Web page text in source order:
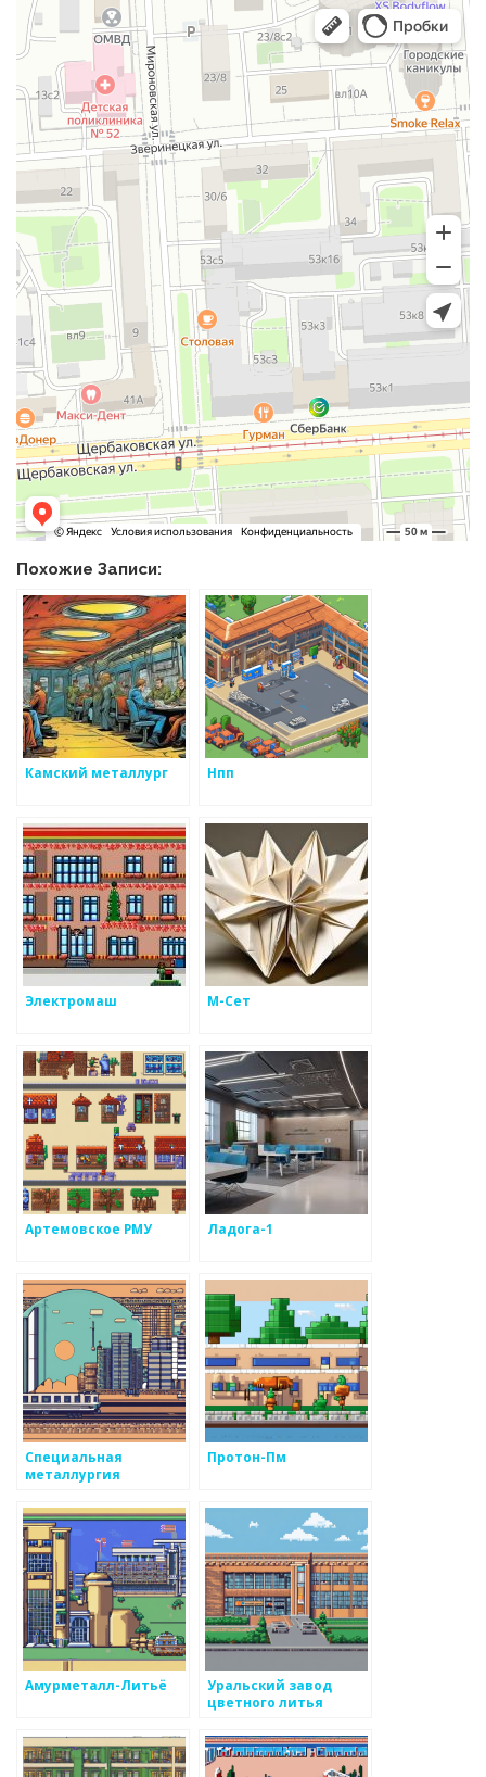
Похожие Записи:
Камский металлург Нпп
Электромаш М-Сет
Артемовское РМУ Ладога-1
Специальная
металлургия
Протон-Пм
Амурметалл-Литьё
Уральский завод
цветного литья